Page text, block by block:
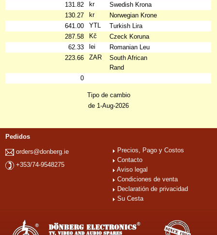
131.82
kr
Swedish Krona
130.27
kr
Norwegian Krone
641.00
YTL
Turkish Lira
287.58
Kč
Czeck Koruna
62.33
lei
Romanian Leu
223.66
ZAR
South African
Rand
0
Tipo de cambio
de 1-Aug-2026
Pedidos
orders@donberg.ie
+353/74-9548275
Precios, Pago y Costos
Contacto
Aviso legal
Condiciones de venta
Declaratión de privacidad
Su Cesta